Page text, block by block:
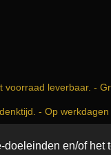
en/of
voorraad leverbaar. -
- Op
|